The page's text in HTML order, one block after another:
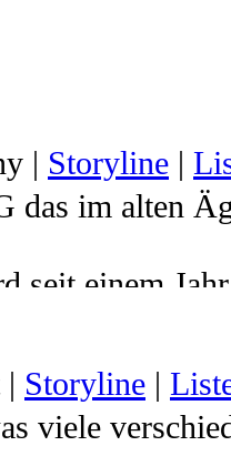
| Storyline |
das im alten
seit einem
über das
junge
und
Yugi
| Storyline |
viele